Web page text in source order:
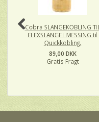
Cobra SLANGEKOBLING TIL
FLEXSLANGE I MESSING til
Quickkobling.
89,00 DKK
Gratis Fragt